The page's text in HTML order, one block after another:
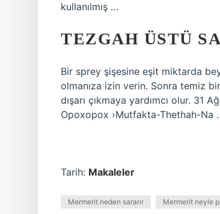
kullanılmış …
TEZGAH ÜSTÜ
Bir sprey şişesine eşit miktarda
olmanıza izin verin. Sonra temiz
dışarı çıkmaya yardımcı olur. 31
Opoxopox ›Mutfakta-Thethah-Na
Tarih: Makaleler
Mermerit neden sararır Mermerit neyle